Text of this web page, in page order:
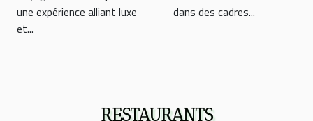
une expérience alliant luxe
et...
dans des cadres...
RESTAURANTS